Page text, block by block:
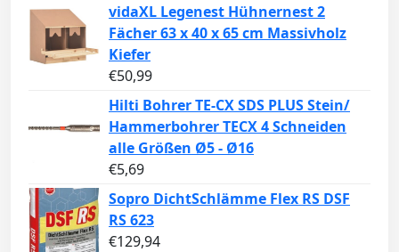
vidaXL Legenest Hühnernest 2
Fächer 63 x 40 x 65 cm Massivholz
Kiefer
€50,99
Hilti Bohrer TE-CX SDS PLUS Stein/
Hammerbohrer TECX 4 Schneiden
alle Größen Ø5 - Ø16
€5,69
Sopro DichtSchlämme Flex RS DSF
RS 623
€129,94